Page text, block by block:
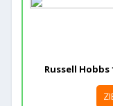
Russell Hobbs